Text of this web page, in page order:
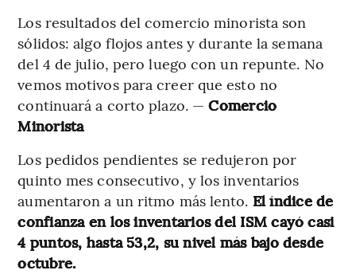
Los resultados del comercio minorista son
sólidos: algo flojos antes y durante la semana
del 4 de julio, pero luego con un repunte. No
vemos motivos para creer que esto no
continuará a corto plazo. — Comercio
Minorista
Los pedidos pendientes se redujeron por
quinto mes consecutivo, y los inventarios
aumentaron a un ritmo más lento. El índice de
confianza en los inventarios del ISM cayó casi
4 puntos, hasta 53,2, su nivel más bajo desde
octubre.